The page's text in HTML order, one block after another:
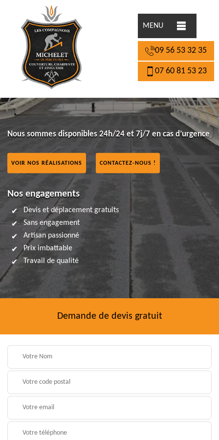
MENU
09 56 53 32 35
07 60 81 53 23
Nous sommes disponibles 24h/24 et 7j/7 en cas d’urgence
VOIR NOS RÉALISATIONS CONTACTEZ-NOUS !
Nos engagements
Devis et déplacement gratuits
Sans engagement
Artisan passionné
Prix imbattable
Travail de qualité
Demande de devis gratuit